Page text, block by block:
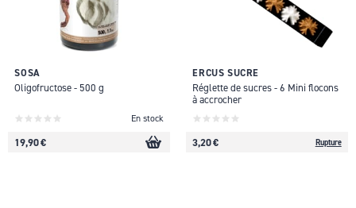
SOSA
Oligofructose - 500 g
En stock
19,90 €
ERCUS SUCRE
Réglette de sucres - 6 Mini flocons
à accrocher
3,20 € Rupture